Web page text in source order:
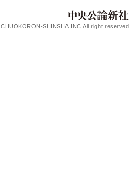
CHUOKORON-SHINSHA,INC.All right reserved